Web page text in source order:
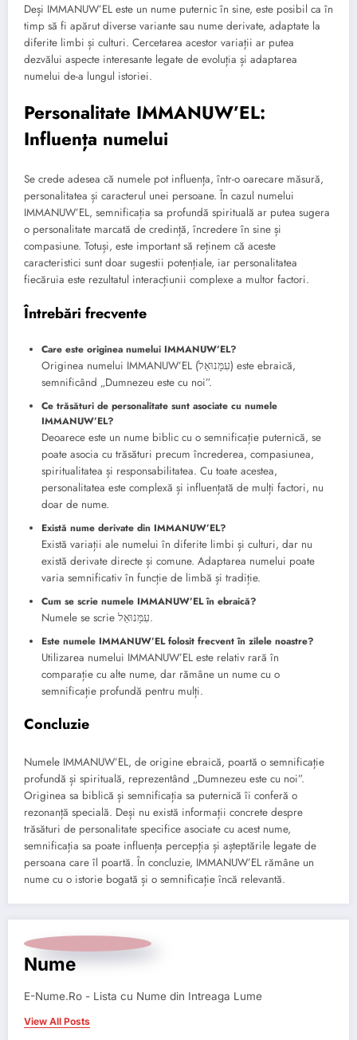
Deși IMMANUW’EL este un nume puternic în sine, este posibil ca în
timp să fi apărut diverse variante sau nume derivate, adaptate la
diferite limbi și culturi. Cercetarea acestor variații ar putea
dezvălui aspecte interesante legate de evoluția și adaptarea
numelui de-a lungul istoriei.
Personalitate IMMANUW’EL:
Influența numelui
Se crede adesea că numele pot influența, într-o oarecare măsură,
personalitatea și caracterul unei persoane. În cazul numelui
IMMANUW’EL, semnificația sa profundă spirituală ar putea sugera
o personalitate marcată de credință, încredere în sine și
compasiune. Totuși, este important să reținem că aceste
caracteristici sunt doar sugestii potențiale, iar personalitatea
fiecăruia este rezultatul interacțiunii complexe a multor factori.
Întrebări frecvente
Care este originea numelui IMMANUW’EL?
Originea numelui IMMANUW’EL (עִמָּנוּאֵל) este ebraică,
semnificând „Dumnezeu este cu noi”.
Ce trăsături de personalitate sunt asociate cu numele
IMMANUW’EL?
Deoarece este un nume biblic cu o semnificație puternică, se
poate asocia cu trăsături precum încrederea, compasiunea,
spiritualitatea și responsabilitatea. Cu toate acestea,
personalitatea este complexă și influențată de mulți factori, nu
doar de nume.
Există nume derivate din IMMANUW’EL?
Există variații ale numelui în diferite limbi și culturi, dar nu
există derivate directe și comune. Adaptarea numelui poate
varia semnificativ în funcție de limbă și tradiție.
Cum se scrie numele IMMANUW’EL în ebraică?
Numele se scrie עִמָּנוּאֵל.
Este numele IMMANUW’EL folosit frecvent în zilele noastre?
Utilizarea numelui IMMANUW’EL este relativ rară în
comparație cu alte nume, dar rămâne un nume cu o
semnificație profundă pentru mulți.
Concluzie
Numele IMMANUW’EL, de origine ebraică, poartă o semnificație
profundă și spirituală, reprezentând „Dumnezeu este cu noi”.
Originea sa biblică și semnificația sa puternică îi conferă o
rezonanță specială. Deși nu există informații concrete despre
trăsături de personalitate specifice asociate cu acest nume,
semnificația sa poate influența percepția și așteptările legate de
persoana care îl poartă. În concluzie, IMMANUW’EL rămâne un
nume cu o istorie bogată și o semnificație încă relevantă.
Nume
E-Nume.Ro - Lista cu Nume din Intreaga Lume
View All Posts